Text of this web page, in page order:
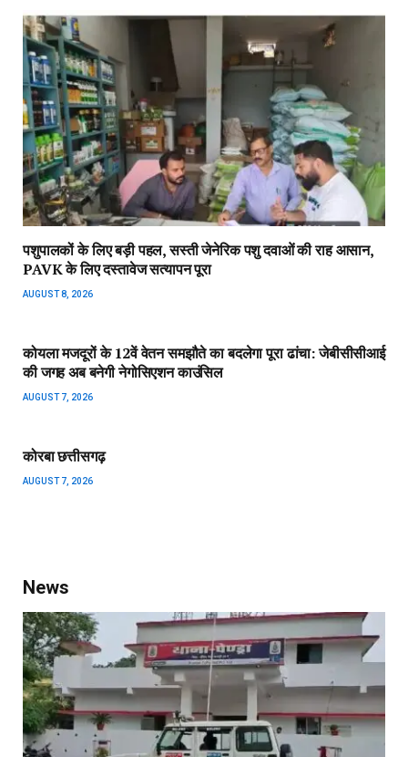
पशुपालकों के लिए बड़ी पहल, सस्ती जेनेरिक पशु दवाओं की राह आसान,
PAVK के लिए दस्तावेज सत्यापन पूरा
AUGUST 8, 2026
कोयला मजदूरों के 12वें वेतन समझौते का बदलेगा पूरा ढांचा: जेबीसीसीआई
की जगह अब बनेगी नेगोसिएशन काउंसिल
AUGUST 7, 2026
कोरबा छत्तीसगढ़
AUGUST 7, 2026
News